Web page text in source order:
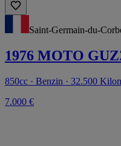
Saint-Germain-du-
1976 MOTO
850cc · Benzin · 32.500
7.000 €